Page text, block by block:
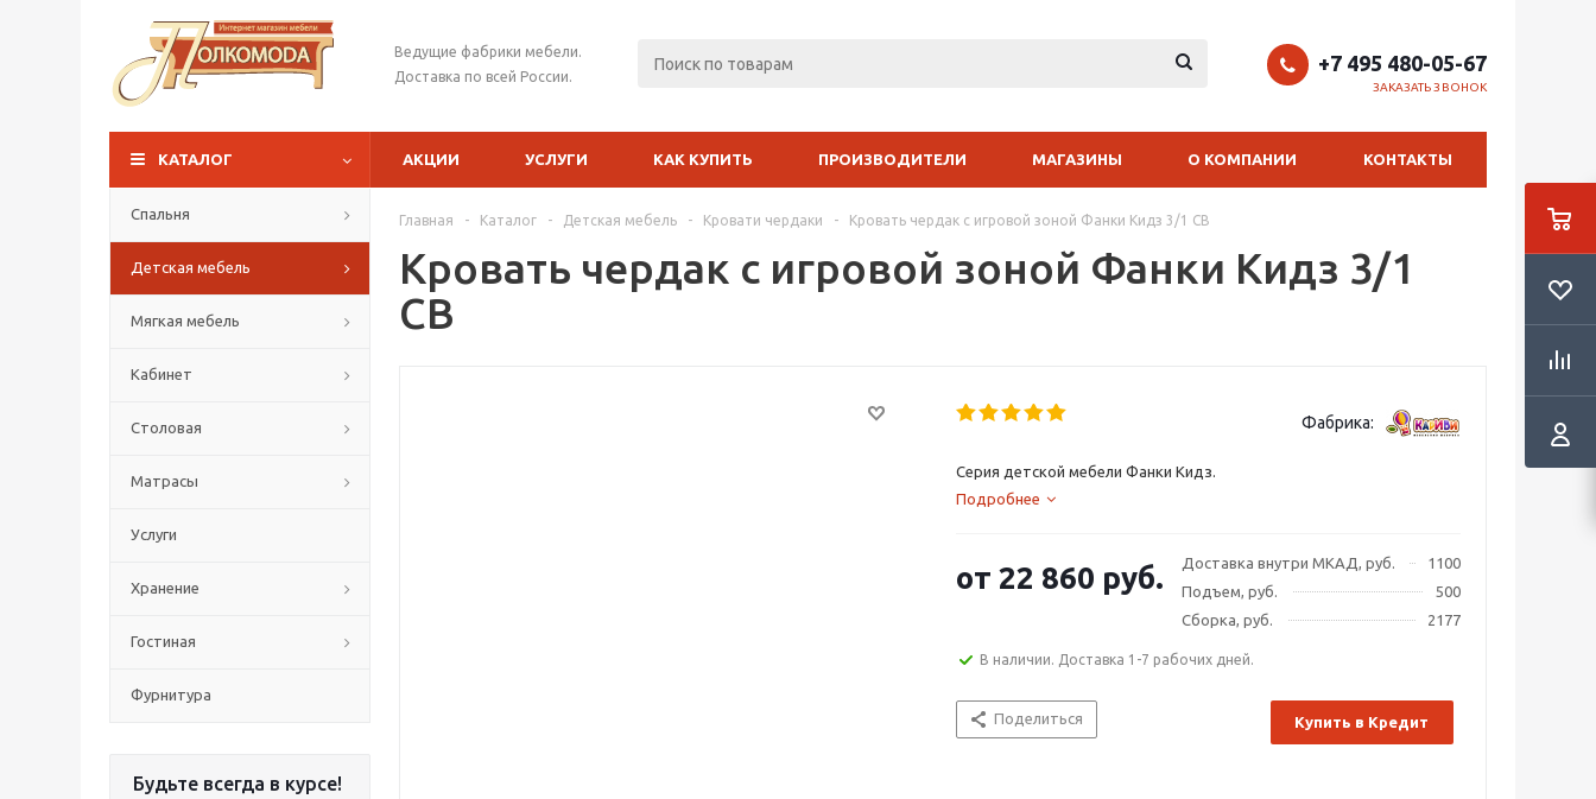
Ведущие фабрики мебели.
Доставка по всей России.
+7 495 480-05-67
ЗАКАЗАТЬ ЗВОНОК
КАТАЛОГ АКЦИИ УСЛУГИ КАК КУПИТЬ ПРОИЗВОДИТЕЛИ МАГАЗИНЫ О КОМПАНИИ КОНТАКТЫ
Спальня
Детская мебель
Мягкая мебель
Кабинет
Столовая
Матрасы
Услуги
Хранение
Гостиная
Фурнитура
Будьте всегда в курсе!
Главная - Каталог - Детская мебель - Кровати чердаки - Кровать чердак с игровой зоной Фанки Кидз 3/1 СВ
Кровать чердак с игровой зоной Фанки Кидз 3/1
СВ
Фабрика:
Серия детской мебели Фанки Кидз.
Подробнее
Доставка внутри МКАД, руб.
1100
Подъем, руб.
500
Сборка, руб.
2177
от 22 860 руб.
В наличии. Доставка 1-7 рабочих дней.
Поделиться Купить в Кредит